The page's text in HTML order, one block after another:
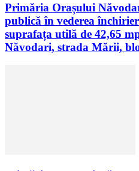
Primăria Orașului
publică în vederea
suprafața utilă de 42,65
Năvodari, strada Mării,